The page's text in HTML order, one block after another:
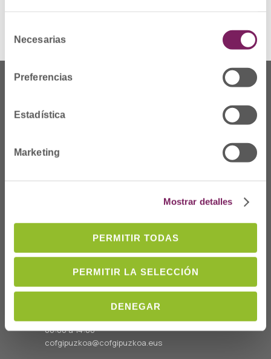
Necesarias
Preferencias
Estadística
Marketing
Mostrar detalles
PERMITIR TODAS
PERMITIR LA SELECCIÓN
DENEGAR
C/Prim 2, 1º
20006 Donostia/San
08:00 a 14:00
cofgipuzkoa@cofgipuzkoa.eus